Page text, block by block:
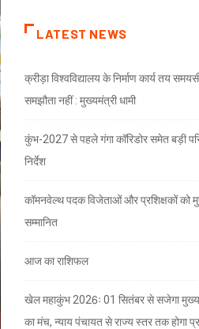
LATEST NEWS
क्रीड़ा विश्वविद्यालय के निर्माण कार्य तय
समझौता नहीं : मुख्यमंत्री धामी
कुंभ-2027 से पहले गंगा कॉरिडोर समेत बड़ी
निर्देश
कॉमनवेल्थ पदक विजेताओं और प्रशिक्षकों को
सम्मानित
आज का राशिफल
खेल महाकुंभ 2026ः 01 सितंबर से सजेगा
का मंच, न्याय पंचायत से राज्य स्तर तक होगा